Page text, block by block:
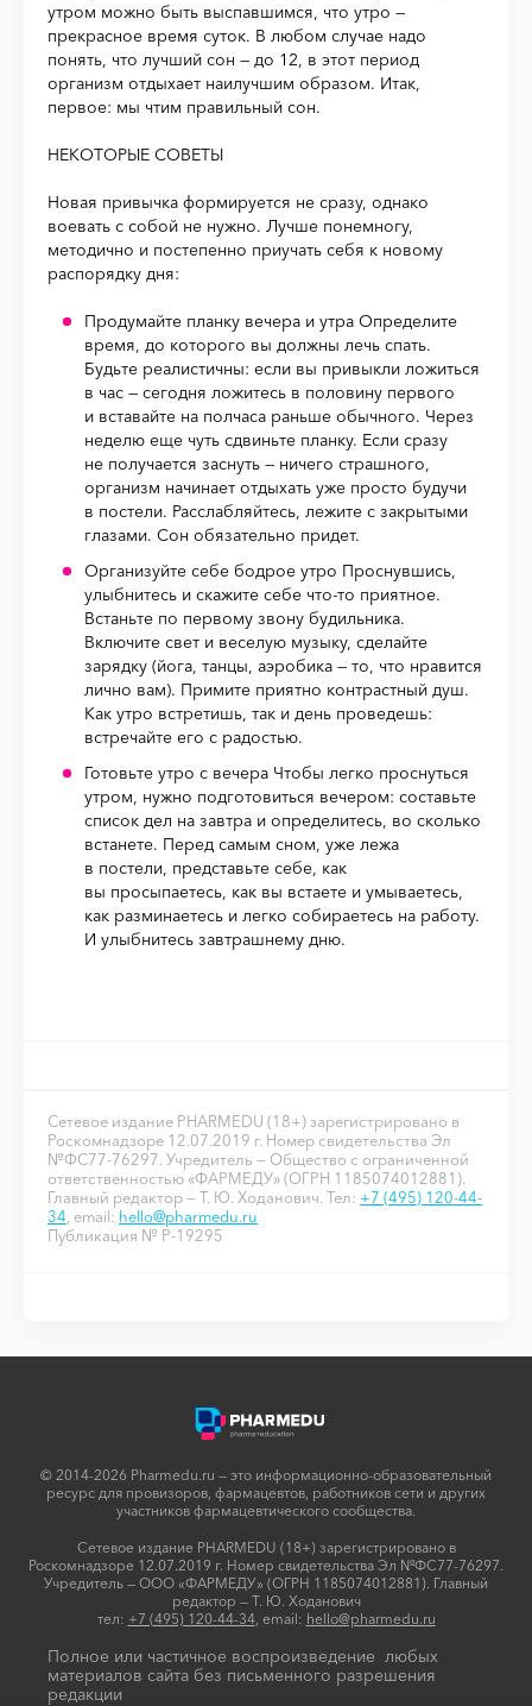
утром можно быть выспавшимся, что утро —
прекрасное время суток. В любом случае надо
понять, что лучший сон — до 12, в этот период
организм отдыхает наилучшим образом. Итак,
первое: мы чтим правильный сон.
НЕКОТОРЫЕ СОВЕТЫ
Новая привычка формируется не сразу, однако
воевать с собой не нужно. Лучше понемногу,
методично и постепенно приучать себя к новому
распорядку дня:
Продумайте планку вечера и утра Определите
время, до которого вы должны лечь спать.
Будьте реалистичны: если вы привыкли ложиться
в час — сегодня ложитесь в половину первого
и вставайте на полчаса раньше обычного. Через
неделю еще чуть сдвиньте планку. Если сразу
не получается заснуть — ничего страшного,
организм начинает отдыхать уже просто будучи
в постели. Расслабляйтесь, лежите с закрытыми
глазами. Сон обязательно придет.
Организуйте себе бодрое утро Проснувшись,
улыбнитесь и скажите себе что-то приятное.
Встаньте по первому звону будильника.
Включите свет и веселую музыку, сделайте
зарядку (йога, танцы, аэробика — то, что нравится
лично вам). Примите приятно контрастный душ.
Как утро встретишь, так и день проведешь:
встречайте его с радостью.
Готовьте утро с вечера Чтобы легко проснуться
утром, нужно подготовиться вечером: составьте
список дел на завтра и определитесь, во сколько
встанете. Перед самым сном, уже лежа
в постели, представьте себе, как
вы просыпаетесь, как вы встаете и умываетесь,
как разминаетесь и легко собираетесь на работу.
И улыбнитесь завтрашнему дню.
Сетевое издание PHARMEDU (18+) зарегистрировано в
Роскомнадзоре 12.07.2019 г. Номер свидетельства Эл
№ФС77-76297. Учредитель — Общество с ограниченной
ответственностью «ФАРМЕДУ» (ОГРН 1185074012881).
Главный редактор — Т. Ю. Ходанович. Тел: +7 (495) 120-44-
34 , email: hello@pharmedu.ru
Публикация № P-19295
© 2014-2026 Pharmedu.ru — это информационно-образовательный
ресурс для провизоров, фармацевтов, работников сети и других
участников фармацевтического сообщества.
Сетевое издание PHARMEDU (18+) зарегистрировано в
Роскомнадзоре 12.07.2019 г. Номер свидетельства Эл №ФС77-76297.
Учредитель — ООО «ФАРМЕДУ» (ОГРН 1185074012881). Главный
редактор — Т. Ю. Ходанович
тел: +7 (495) 120-44-34, email: hello@pharmedu.ru
Полное или частичное воспроизведение любых
материалов сайта без письменного разрешения
редакции